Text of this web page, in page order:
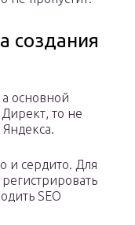
создания
основной
то не
и сердито. Для
SEO